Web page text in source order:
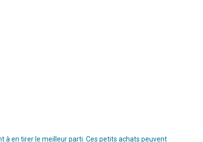
à en tirer le meilleur parti. Ces petits achats peuvent